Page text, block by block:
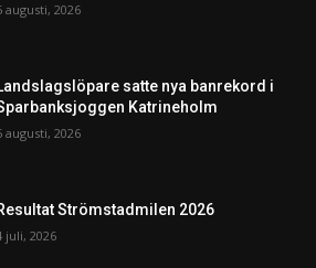
augusti, 2026
satte nya banrekord i
Katrineholm
augusti, 2026
Strömstadmilen 2026
juli, 2026